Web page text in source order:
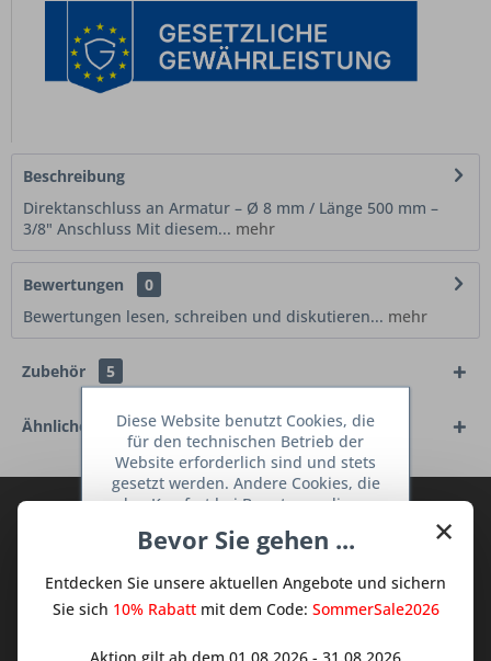
Beschreibung
Direktanschluss an Armatur – Ø 8 mm / Länge 500 mm –
3/8" Anschluss Mit diesem... mehr
Bewertungen
0
Bewertungen lesen, schreiben und diskutieren... mehr
Zubehör 5
Ähnliche Artikel
TraumKüche Newsletter und verpassen
dem Traum Küchen - Shop.
×
Bevor Sie gehen ...
Entdecken Sie unsere aktuellen Angebote und sichern
Sie sich 10% Rabattmit dem Code: SommerSale2026
Diese Website benutzt Cookies, die
für den technischen Betrieb der
Website erforderlich sind und stets
gesetzt werden. Andere Cookies, die
den Komfort bei Benutzung dieser
dienen oder die Interaktion mit
Netzwerken vereinfachen sollen,
werden nur mit Ihrer Zustimmung